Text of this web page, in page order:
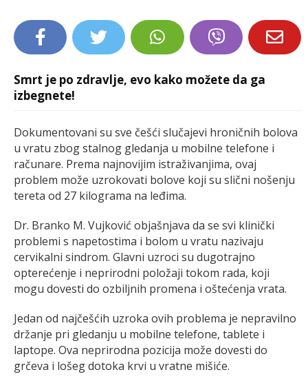
Smrt je po zdravlje, evo kako možete da ga
izbegnete!
Dokumentovani su sve češći slučajevi hroničnih bolova
u vratu zbog stalnog gledanja u mobilne telefone i
računare. Prema najnovijim istraživanjima, ovaj
problem može uzrokovati bolove koji su slični nošenju
tereta od 27 kilograma na leđima.
Dr. Branko M. Vujković objašnjava da se svi klinički
problemi s napetostima i bolom u vratu nazivaju
cervikalni sindrom. Glavni uzroci su dugotrajno
opterećenje i neprirodni položaji tokom rada, koji
mogu dovesti do ozbiljnih promena i oštećenja vrata.
Jedan od najčešćih uzroka ovih problema je nepravilno
držanje pri gledanju u mobilne telefone, tablete i
laptope. Ova neprirodna pozicija može dovesti do
grčeva i lošeg dotoka krvi u vratne mišiće.